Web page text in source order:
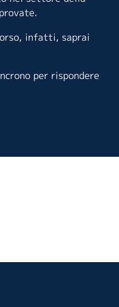
infatti, saprai
per rispondere